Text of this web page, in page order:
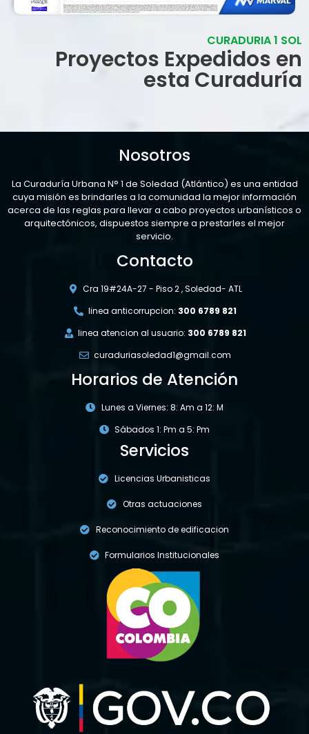
CURADURIA 1 SOL
Proyectos Expedidos en
esta Curaduría
Nosotros
La Curaduría Urbana N° 1 de Soledad (Atlántico) es una entidad
cuya misión es brindarles a la comunidad la mejor información
acerca de las reglas para llevar a cabo proyectos urbanísticos o
arquitectónicos, dispuestos siempre a prestarles el mejor
servicio.
Contacto
Cra 19#24A-27 - Piso 2 , Soledad- ATL
linea anticorrupcion: 300 6789 821
linea atencion al usuario: 300 6789 821
curaduriasoledad1@gmail.com
Horarios de Atención
Lunes a Viernes: 8: Am a 12: M
Sábados 1: Pm a 5: Pm
Servicios
Licencias Urbanisticas
Otras actuaciones
Reconocimiento de edificacion
Formularios Institucionales